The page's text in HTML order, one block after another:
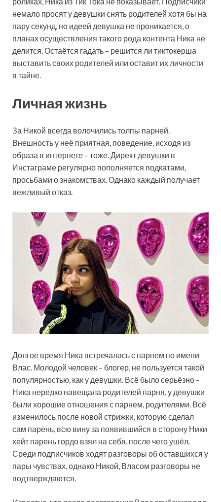
немало просят у девушки снять родителей хотя бы на
пару секунд, но идеей девушка не проникается, о
планах осуществления такого рода контента Ника не
делится. Остаётся гадать – решится ли тиктокерша
выставить своих родителей или оставит их личности
в тайне.
Личная жизнь
За Никой всегда волочились толпы парней.
Внешность у неё приятная, поведение, исходя из
образа в интернете – тоже. Директ девушки в
Инстаграме регулярно пополняется подкатами,
просьбами о знакомствах. Однако каждый получает
вежливый отказ.
Долгое время Ника встречалась с парнем по имени
Влас. Молодой человек – блогер, не пользуется такой
популярностью, как у девушки. Всё было серьёзно –
Ника нередко навещала родителей парня, у девушки
были хорошие отношения с парнем, родителями. Всё
изменилось после новой стрижки, которую сделал
сам парень, всю вину за появившийся в сторону Ники
хейт парень гордо взял на себя, после чего ушёл.
Среди подписчиков ходят разговоры об оставшихся у
пары чувствах, однако Никой, Власом разговоры не
подтверждаются.